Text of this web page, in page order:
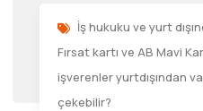
İş hukuku ve yurt
Fırsat kartı ve AB Mavi
işverenler yurtdışından
çekebilir?